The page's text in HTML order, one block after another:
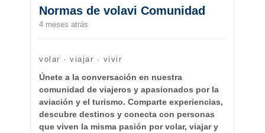
Normas de volavi Comunidad
4 meses atrás
volar · viajar · vivir
Únete a la conversación en nuestra
comunidad de viajeros y apasionados por la
aviación y el turismo. Comparte experiencias,
descubre destinos y conecta con personas
que viven la misma pasión por volar, viajar y